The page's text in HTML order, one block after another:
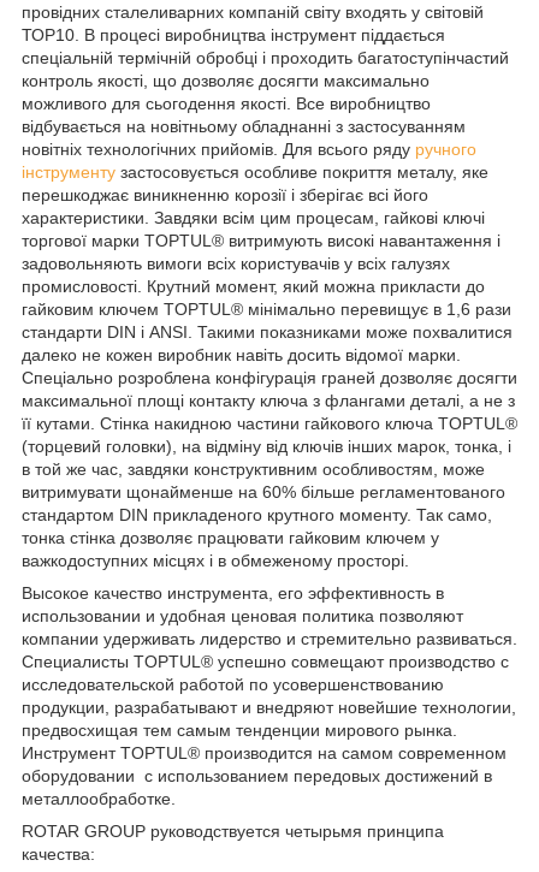
провідних сталеливарних компаній світу входять у світовій
ТОР10. В процесі виробництва інструмент піддається
спеціальній термічній обробці і проходить багатоступінчастий
контроль якості, що дозволяє досягти максимально
можливого для сьогодення якості. Все виробництво
відбувається на новітньому обладнанні з застосуванням
новітніх технологічних прийомів. Для всього ряду ручного
інструменту застосовується особливе покриття металу, яке
перешкоджає виникненню корозії і зберігає всі його
характеристики. Завдяки всім цим процесам, гайкові ключі
торгової марки TOPTUL® витримують високі навантаження і
задовольняють вимоги всіх користувачів у всіх галузях
промисловості. Крутний момент, який можна прикласти до
гайковим ключем TOPTUL® мінімально перевищує в 1,6 рази
стандарти DIN і ANSI. Такими показниками може похвалитися
далеко не кожен виробник навіть досить відомої марки.
Спеціально розроблена конфігурація граней дозволяє досягти
максимальної площі контакту ключа з флангами деталі, а не з
її кутами. Стінка накидною частини гайкового ключа TOPTUL®
(торцевий головки), на відміну від ключів інших марок, тонка, і
в той же час, завдяки конструктивним особливостям, може
витримувати щонайменше на 60% більше регламентованого
стандартом DIN прикладеного крутного моменту. Так само,
тонка стінка дозволяє працювати гайковим ключем у
важкодоступних місцях і в обмеженому просторі.
Высокое качество инструмента, его эффективность в
использовании и удобная ценовая политика позволяют
компании удерживать лидерство и стремительно развиваться.
Специалисты TOPTUL® успешно совмещают производство с
исследовательской работой по усовершенствованию
продукции, разрабатывают и внедряют новейшие технологии,
предвосхищая тем самым тенденции мирового рынка.
Инструмент TOPTUL® производится на самом современном
оборудовании с использованием передовых достижений в
металлообработке.
ROTAR GROUP руководствуется четырьмя принципа
качества: